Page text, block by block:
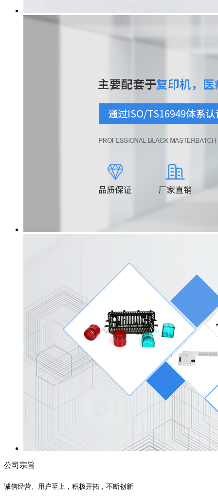
公司宗旨
诚信经营、用户至上，积极开拓，不断创新